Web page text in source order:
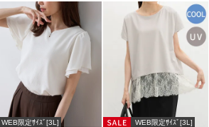
WEB限定ｻｲｽﾞ[3L] WEB限定ｻｲｽﾞ[3L]